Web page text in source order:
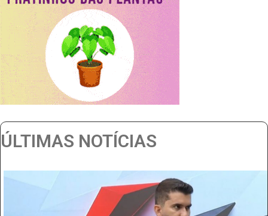
ÚLTIMAS NOTÍCIAS